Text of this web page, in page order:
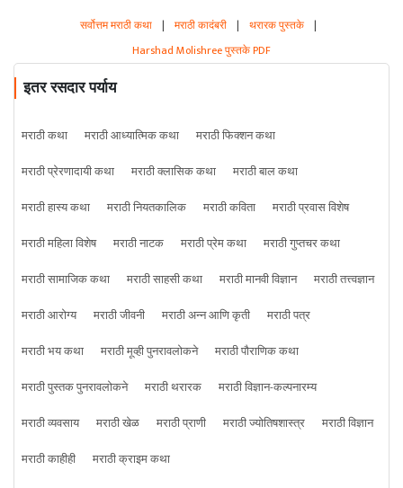
सर्वोत्तम मराठी कथा | मराठी कादंबरी | थरारक पुस्तके |
Harshad Molishree पुस्तके PDF
इतर रसदार पर्याय
मराठी कथा मराठी आध्यात्मिक कथा
मराठी फिक्शन कथा
मराठी प्रेरणादायी कथा
मराठी क्लासिक कथा
मराठी बाल कथा
मराठी हास्य कथा
मराठी नियतकालिक मराठी कविता
मराठी प्रवास विशेष
मराठी महिला विशेष
मराठी नाटक मराठी प्रेम कथा
मराठी गुप्तचर कथा
मराठी सामाजिक कथा
मराठी साहसी कथा मराठी मानवी विज्ञान
मराठी तत्त्वज्ञान
मराठी आरोग्य
मराठी जीवनी मराठी अन्न आणि कृती
मराठी पत्र
मराठी भय कथा
मराठी मूव्ही पुनरावलोकने
मराठी पौराणिक कथा
मराठी पुस्तक पुनरावलोकने
मराठी थरारक
मराठी विज्ञान-कल्पनारम्य
मराठी व्यवसाय
मराठी खेळ मराठी प्राणी मराठी ज्योतिषशास्त्र
मराठी विज्ञान
मराठी काहीही
मराठी क्राइम कथा